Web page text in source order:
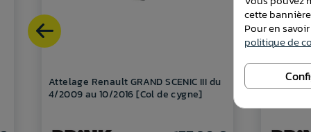
Attelage Renault GRAND SCENIC III du
4/2009 au 10/2016 [Col de cygne]
cette
Pour en
politique de